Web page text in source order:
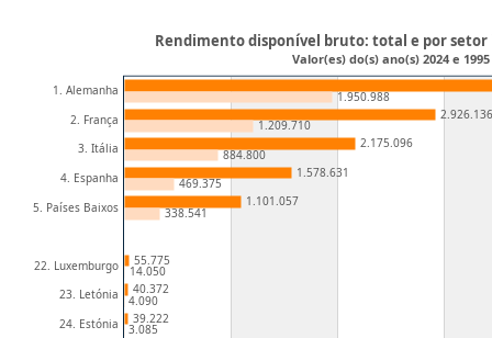
1. Alemanha
2. França
3. Itália
4. Espanha
5. Países Baixos
22. Luxemburgo
23. Letónia
24. Estónia
2.926.136
2.175.096
1.578.631
1.101.057
55.775
40.372
39.222
1.950.988
1.209.710
884.800
469.375
338.541
14.050
4.090
3.085
Rendimento disponível bruto: total e por
Valor(es) do(s) ano(s) 2024 e 1995